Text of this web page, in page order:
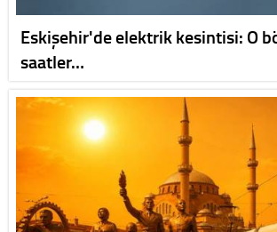
Eskişehir'de elektrik kesintisi: O
saatler…